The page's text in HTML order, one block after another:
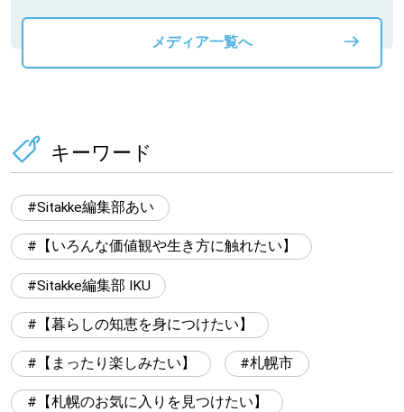
メディア一覧へ
キーワード
Sitakke編集部あい
【いろんな価値観や生き方に触れたい】
Sitakke編集部 IKU
【暮らしの知恵を身につけたい】
【まったり楽しみたい】 札幌市
【札幌のお気に入りを見つけたい】